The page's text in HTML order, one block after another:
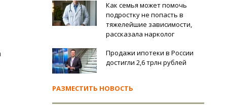
Как семья может помочь
подростку не попасть в
тяжелейшие зависимости,
рассказала нарколог
Продажи ипотеки в России
достигли 2,6 трлн рублей
РАЗМЕСТИТЬ НОВОСТЬ